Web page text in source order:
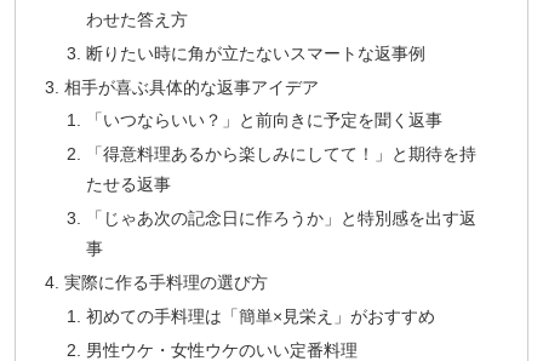
わせた答え方
断りたい時に角が立たないスマートな返事例
相手が喜ぶ具体的な返事アイデア
「いつならいい？」と前向きに予定を聞く返事
「得意料理あるから楽しみにしてて！」と期待を持
たせる返事
「じゃあ次の記念日に作ろうか」と特別感を出す返
事
実際に作る手料理の選び方
初めての手料理は「簡単×見栄え」がおすすめ
男性ウケ・女性ウケのいい定番料理